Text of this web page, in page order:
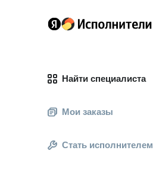
Найти специалиста
Мои заказы
Стать исполнителем